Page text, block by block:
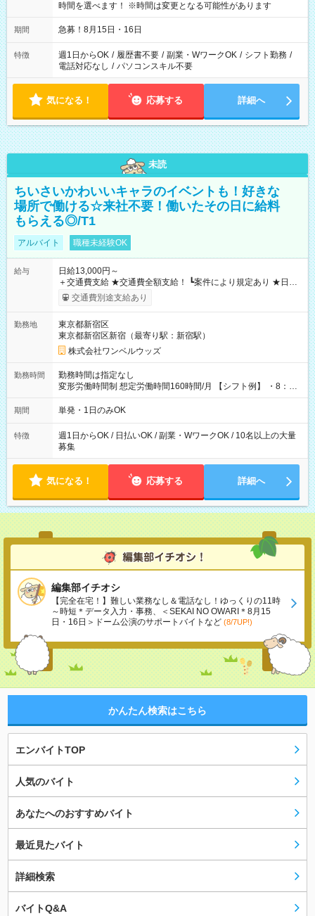
時間を選べます！ ※時間は変更となる可能性があります
期間 急募！8月15日・16日
特徴 週1日からOK / 履歴書不要 / 副業・WワークOK / シフト勤務 /
電話対応なし / パソコンスキル不要
気になる！ 応募する 詳細へ
未読
ちいさいかわいいキャラのイベントも！好きな
場所で働ける☆来社不要！働いたその日に給料
もらえる◎/T1
アルバイト 職種未経験OK
給与
日給13,000円～
＋交通費支給 ★交通費全額支給！ ┗案件により規定あり ★日払
いOK！（規定あり） ┗働いたその日に現金GET♪ お仕事後はコ
ンビニATMから 日払い分を引き落とせます！ 【試用期間】試
交通費別途支給あり
勤務地
東京都新宿区
東京都新宿区新宿（最寄り駅：新宿駅）
株式会社ワンベルウッズ
勤務時間
勤務時間は指定なし
変形労働時間制 想定労働時間160時間/月 【シフト例】 ・8：00
～21：00
期間 単発・1日のみOK
特徴
週1日からOK / 日払いOK / 副業・WワークOK / 10名以上の大量
募集
気になる！ 応募する 詳細へ
編集部イチオシ
【完全在宅！】難しい業務なし＆電話なし！ゆっくりの11時
～時短＊データ入力・事務、＜SEKAI NO OWARI＊8月15
日・16日＞ドーム公演のサポートバイトなど (8/7UP!)
かんたん検索はこちら
エンバイトTOP
人気のバイト
あなたへのおすすめバイト
最近見たバイト
詳細検索
バイトQ&A